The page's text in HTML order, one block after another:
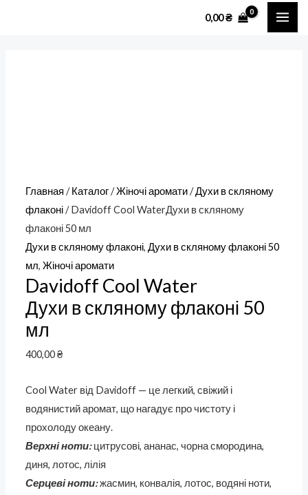
0,00₴
Главная /Каталог/Жіночі аромати/Духи в скляному
флаконі/ Davidoff Cool WaterДухи в скляному
флаконі 50 мл
Духи в скляному флаконі,Духи в скляному флаконі 50
мл,Жіночі аромати
Davidoff Cool Water
Духи в скляному флаконі 50
мл
400,00₴
Cool Water від Davidoff — це легкий, свіжий і
водянистий аромат, що нагадує про чистоту і
прохолоду океану.
Верхні ноти:цитрусові, ананас, чорна смородина,
диня, лотос, лілія
Серцеві ноти:жасмин, конвалія, лотос, водяні ноти,